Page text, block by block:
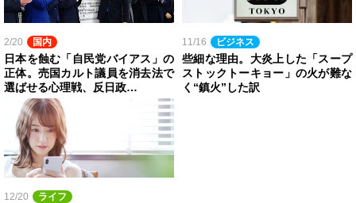
2/20 国内
日本を蝕む「自民党バイアス」の
正体。売国カルト議員を消去法で
選ばせる心理戦、反日政…
11/16 ビジネス
些細な理由。大炎上した「スープ
ストックトーキョー」の火が難な
く“鎮火”した訳
12/20 ライフ